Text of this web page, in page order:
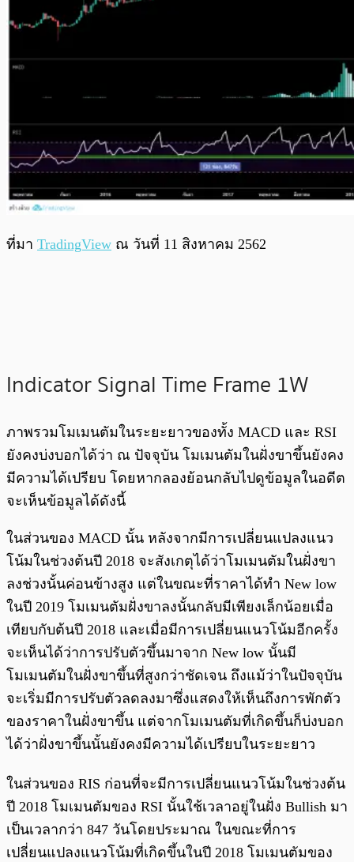
ที่มา TradingView ณ วันที่ 11 สิงหาคม 2562
Indicator Signal Time Frame 1W
ภาพรวมโมเมนตัมในระยะยาวของทั้ง MACD และ RSI
ยังคงบ่งบอกได้ว่า ณ ปัจจุบัน โมเมนตัมในฝั่งขาขึ้นยังคง
มีความได้เปรียบ โดยหากลองย้อนกลับไปดูข้อมูลในอดีต
จะเห็นข้อมูลได้ดังนี้
ในส่วนของ MACD นั้น หลังจากมีการเปลี่ยนแปลงแนว
โน้มในช่วงต้นปี 2018 จะสังเกตุได้ว่าโมเมนตัมในฝั่งขา
ลงช่วงนั้นค่อนข้างสูง แต่ในขณะที่ราคาได้ทำ New low
ในปี 2019 โมเมนตัมฝั่งขาลงนั้นกลับมีเพียงเล็กน้อยเมื่อ
เทียบกับต้นปี 2018 และเมื่อมีการเปลี่ยนแนวโน้มอีกครั้ง
จะเห็นได้ว่าการปรับตัวขึ้นมาจาก New low นั้นมี
โมเมนตัมในฝั่งขาขึ้นที่สูงกว่าชัดเจน ถึงแม้ว่าในปัจจุบัน
จะเริ่มมีการปรับตัวลดลงมาซึ่งแสดงให้เห็นถึงการพักตัว
ของราคาในฝั่งขาขึ้น แต่จากโมเมนตัมที่เกิดขึ้นก็บ่งบอก
ได้ว่าฝั่งขาขึ้นนั้นยังคงมีความได้เปรียบในระยะยาว
ในส่วนของ RIS ก่อนที่จะมีการเปลี่ยนแนวโน้มในช่วงต้น
ปี 2018 โมเมนตัมของ RSI นั้นใช้เวลาอยู่ในฝั่ง Bullish มา
เป็นเวลากว่า 847 วันโดยประมาณ ในขณะที่การ
เปลี่ยนแปลงแนวโน้มที่เกิดขึ้นในปี 2018 โมเมนตัมของ